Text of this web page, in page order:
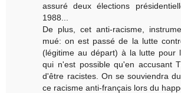
assuré deux élections
1988...
De plus, cet anti-racisme,
mué: on est passé de la lutte
(légitime au départ) à la lutte pour
qui n'est possible qu'en accusant
d'être racistes. On se souviendra
ce racisme anti-français lors du